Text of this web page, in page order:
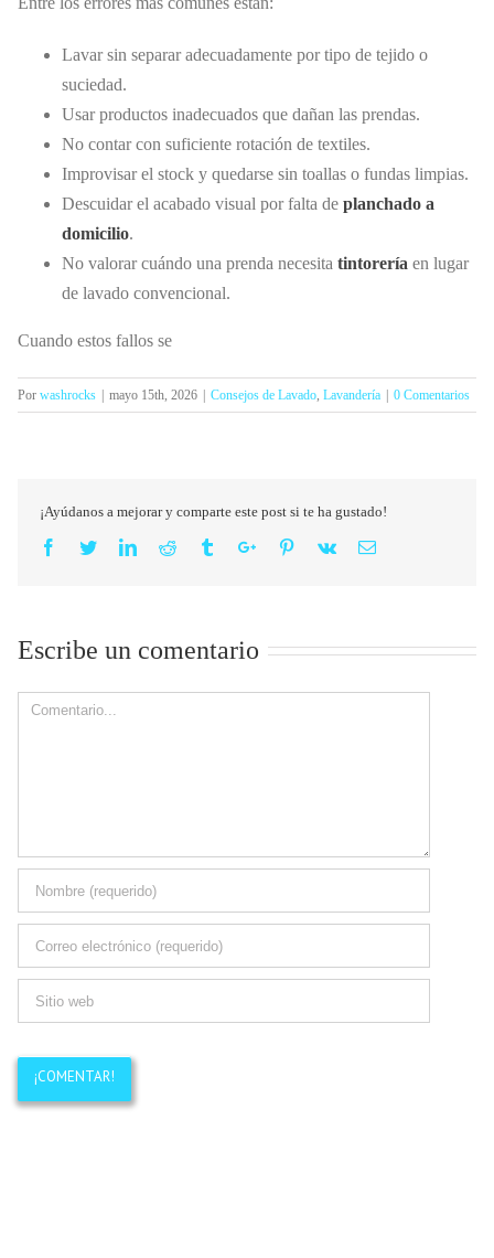
Lavar sin separar adecuadamente por tipo de tejido o
suciedad.
Usar productos inadecuados que dañan las prendas.
No contar con suficiente rotación de textiles.
Improvisar el stock y quedarse sin toallas o fundas limpias.
Descuidar el acabado visual por falta de planchado a
domicilio.
No valorar cuándo una prenda necesita tintorería en lugar
de lavado convencional.
Cuando estos fallos se
Por washrocks mayo 15th, 2026 Consejos de Lavado, Lavandería 0 Comentarios
¡Ayúdanos a mejorar y comparte este post si te ha gustado!
Facebook
TwitterLinkedinReddit TumblrGoogle+Pinterest
Vk Email
Escribe un comentario
Comment